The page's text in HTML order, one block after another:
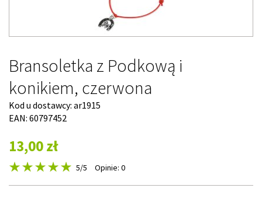
Bransoletka z Podkową i
konikiem, czerwona
Kod u dostawcy: ar1915
EAN: 60797452
13,00 zł
5/5 Opinie: 0